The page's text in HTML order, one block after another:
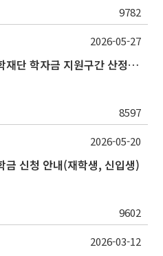
9782
2026학년도 2학기 한국장학재단 학자금 지원구간 산정 신청 안내
8597
2026-05-27
금 신청 안내(재학생, 신입생)
9602
2026-05-20
2026-03-12